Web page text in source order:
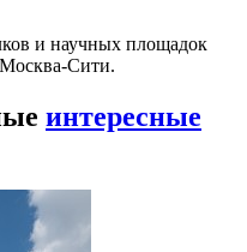
и научных площадок
Сити.
интересные